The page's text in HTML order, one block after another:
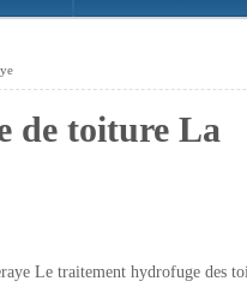
de toiture La
Le traitement hydrofuge des